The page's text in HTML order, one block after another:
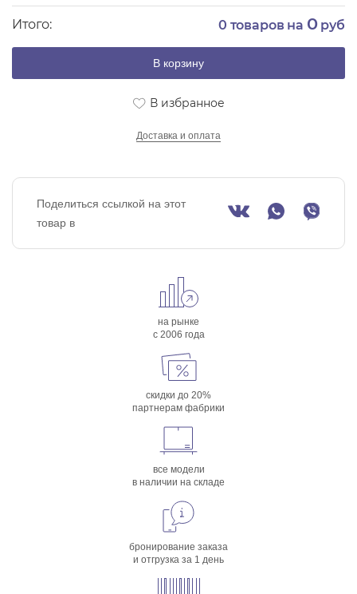
Итого: 0 товаров на 0руб
В корзину
В избранное
Доставка и оплата
Поделиться ссылкой на этот
товар в
на рынке
с 2006 года
скидки до 20%
партнерам фабрики
все модели
в наличии на складе
бронирование заказа
и отгрузка за 1 день